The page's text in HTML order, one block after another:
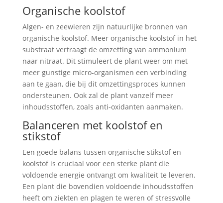
Organische koolstof
Algen- en zeewieren zijn natuurlijke bronnen van
organische koolstof. Meer organische koolstof in het
substraat vertraagt de omzetting van ammonium
naar nitraat. Dit stimuleert de plant weer om met
meer gunstige micro-organismen een verbinding
aan te gaan, die bij dit omzettingsproces kunnen
ondersteunen. Ook zal de plant vanzelf meer
inhoudsstoffen, zoals anti-oxidanten aanmaken.
Balanceren met koolstof en
stikstof
Een goede balans tussen organische stikstof en
koolstof is cruciaal voor een sterke plant die
voldoende energie ontvangt om kwaliteit te leveren.
Een plant die bovendien voldoende inhoudsstoffen
heeft om ziekten en plagen te weren of stressvolle